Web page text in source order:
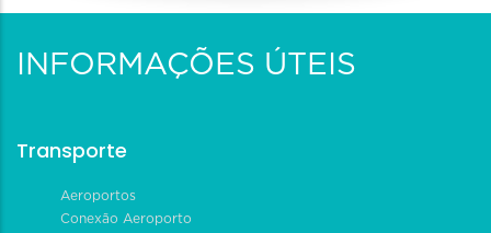
INFORMAÇÕES ÚTEIS
Transporte
Aeroportos
Conexão Aeroporto